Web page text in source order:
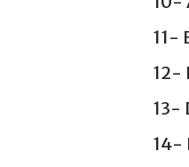
11-
12-
13-
14-